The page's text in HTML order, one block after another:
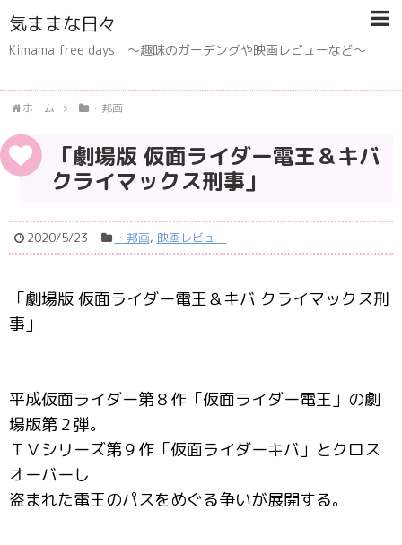
気ままな日々
Kimama free days 〜趣味のガーデングや映画レビューなど〜
ホーム ・邦画
「劇場版 仮面ライダー電王＆キバ
クライマックス刑事」
2020/5/23 ・邦画, 映画レビュー
「劇場版 仮面ライダー電王＆キバ クライマックス刑
事」
平成仮面ライダー第８作「仮面ライダー電王」の劇
場版第２弾。
ＴＶシリーズ第９作「仮面ライダーキバ」とクロス
オーバーし
盗まれた電王のパスをめぐる争いが展開する。